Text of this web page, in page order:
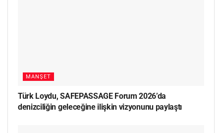
MANŞET
Türk Loydu, SAFEPASSAGE Forum 2026’da
denizciliğin geleceğine ilişkin vizyonunu paylaştı